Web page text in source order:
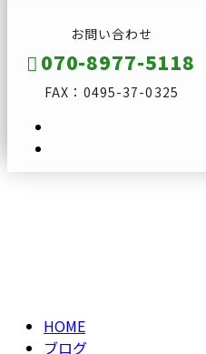
お問い合わせ
070-8977-5118
FAX：0495-37-0325
HOME
ブログ